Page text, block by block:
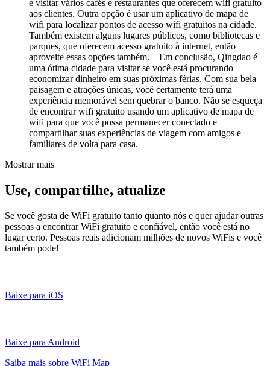
é visitar vários cafés e restaurantes que oferecem wifi gratuito
aos clientes. Outra opção é usar um aplicativo de mapa de
wifi para localizar pontos de acesso wifi gratuitos na cidade.
Também existem alguns lugares públicos, como bibliotecas e
parques, que oferecem acesso gratuito à internet, então
aproveite essas opções também. Em conclusão, Qingdao é
uma ótima cidade para visitar se você está procurando
economizar dinheiro em suas próximas férias. Com sua bela
paisagem e atrações únicas, você certamente terá uma
experiência memorável sem quebrar o banco. Não se esqueça
de encontrar wifi gratuito usando um aplicativo de mapa de
wifi para que você possa permanecer conectado e
compartilhar suas experiências de viagem com amigos e
familiares de volta para casa.
Mostrar mais
Use, compartilhe, atualize
Se você gosta de WiFi gratuito tanto quanto nós e quer ajudar outras
pessoas a encontrar WiFi gratuito e confiável, então você está no
lugar certo. Pessoas reais adicionam milhões de novos WiFis e você
também pode!
Baixe para iOS
Baixe para Android
Saiba mais sobre WiFi Map